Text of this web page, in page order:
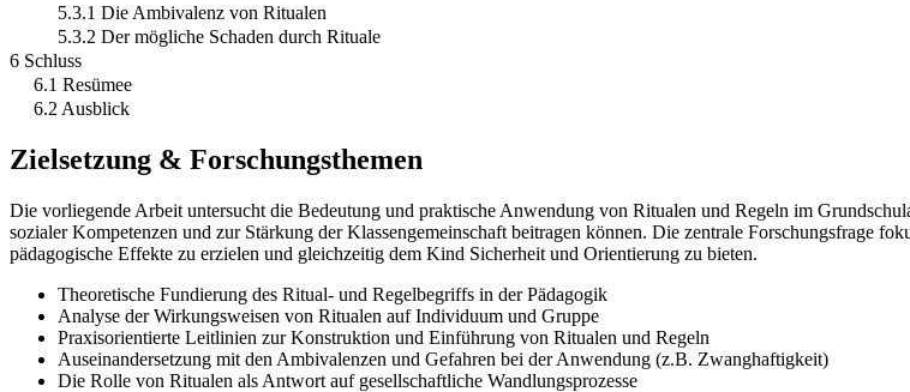
5.3.1 Die Ambivalenz von Ritualen
5.3.2 Der mögliche Schaden durch Rituale
6 Schluss
6.1 Resümee
6.2 Ausblick
Zielsetzung & Forschungsthemen
Die vorliegende Arbeit untersucht die Bedeutung und praktische Anwendung von Ritualen und Regeln im
sozialer Kompetenzen und zur Stärkung der Klassengemeinschaft beitragen können. Die zentrale Forschungsfrage
pädagogische Effekte zu erzielen und gleichzeitig dem Kind Sicherheit und Orientierung zu bieten.
Theoretische Fundierung des Ritual- und Regelbegriffs in der Pädagogik
Analyse der Wirkungsweisen von Ritualen auf Individuum und Gruppe
Praxisorientierte Leitlinien zur Konstruktion und Einführung von Ritualen und Regeln
Auseinandersetzung mit den Ambivalenzen und Gefahren bei der Anwendung (z.B. Zwanghaftigkeit)
Die Rolle von Ritualen als Antwort auf gesellschaftliche Wandlungsprozesse